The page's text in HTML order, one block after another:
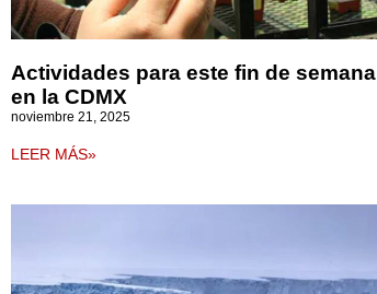
Actividades para este fin de semana
en la CDMX
noviembre 21, 2025
LEER MÁS»